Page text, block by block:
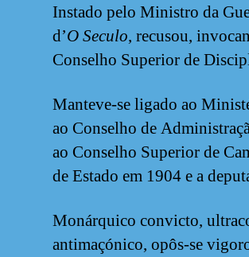
Instado pelo Ministro da
d’O Seculo, recusou,
Conselho Superior de
Manteve-se ligado ao
ao Conselho de
ao Conselho Superior de
de Estado em 1904 e a
Monárquico convicto,
antimaçónico, opôs-se